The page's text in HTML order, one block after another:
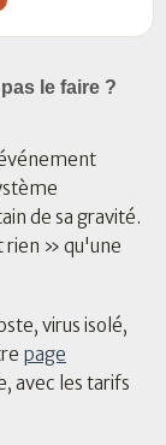
le faire ?
de sa gravité.
rien » qu'une
virus isolé,
page
avec les tarifs